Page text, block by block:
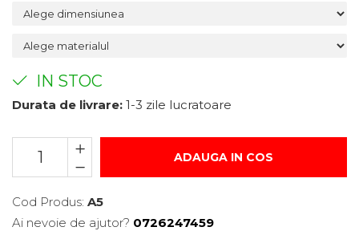
Indicatoare de Avertizare
IN STOC
Durata de livrare: 1-3 zile lucratoare
ADAUGA IN COS
Cod Produs: A5
Ai nevoie de ajutor? 0726247459